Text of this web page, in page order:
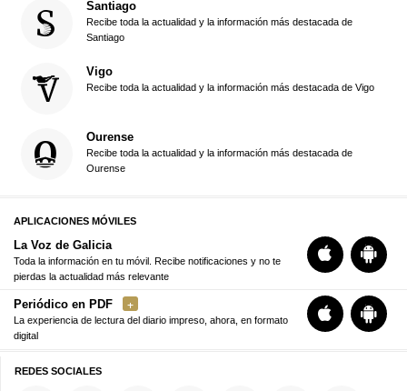
Santiago
Recibe toda la actualidad y la información más destacada de
Santiago
Vigo
Recibe toda la actualidad y la información más destacada de Vigo
Ourense
Recibe toda la actualidad y la información más destacada de
Ourense
APLICACIONES MÓVILES
La Voz de Galicia
Toda la información en tu móvil. Recibe notificaciones y no te
pierdas la actualidad más relevante
Periódico en PDF
La experiencia de lectura del diario impreso, ahora, en formato
digital
REDES SOCIALES